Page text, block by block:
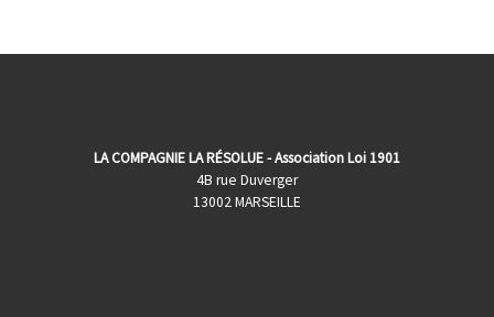
LA COMPAGNIE LA RÉSOLUE - Association Loi 1901
4B rue Duverger
13002 MARSEILLE